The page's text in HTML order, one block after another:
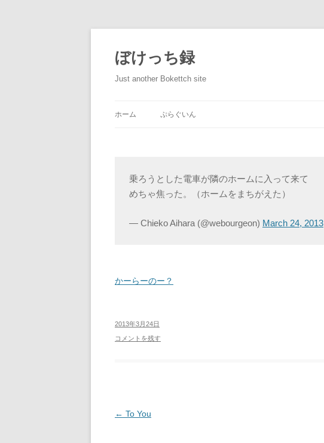
ぼけっち録
Just another Bokettch site
ホーム ぷらぐいん
乗ろうとした電車が隣のホームに入って来て
めちゃ焦った。（ホームをまちがえた）
— Chieko Aihara (@webourgeon) March 24, 2013
かーらーのー？
2013年3月24日
コメントを残す
投
← To You